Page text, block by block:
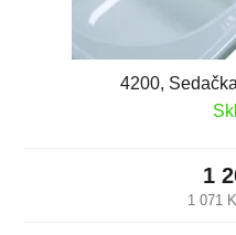
4200,
1 071
1